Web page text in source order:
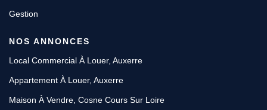
Gestion
NOS ANNONCES
Local Commercial À Louer, Auxerre
Appartement À Louer, Auxerre
Maison À Vendre, Cosne Cours Sur Loire